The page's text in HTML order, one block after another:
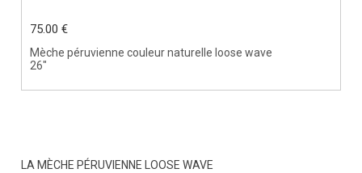
Mèche péruvienne couleur naturelle loose wave
26"
75.00 €
LA MÈCHE PÉRUVIENNE LOOSE WAVE